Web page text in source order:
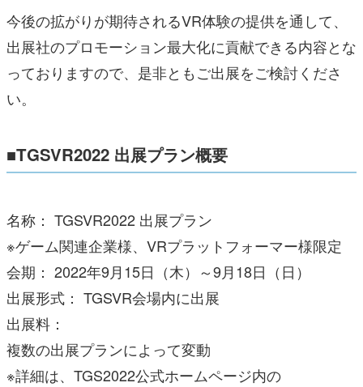
今後の拡がりが期待されるVR体験の提供を通して、
出展社のプロモーション最大化に貢献できる内容とな
っておりますので、是非ともご出展をご検討くださ
い。
■TGSVR2022 出展プラン概要
名称： TGSVR2022 出展プラン
※ゲーム関連企業様、VRプラットフォーマー様限定
会期： 2022年9月15日（木）～9月18日（日）
出展形式： TGSVR会場内に出展
出展料：
複数の出展プランによって変動
※詳細は、TGS2022公式ホームページ内の